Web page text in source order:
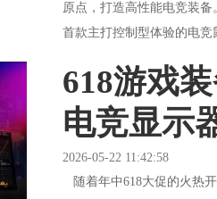
原点，打造高性能电竞装
首款主打控制型体验的电
618游戏
电竞显示
2026-05-22 11:42:58
随着年中618大促的火热